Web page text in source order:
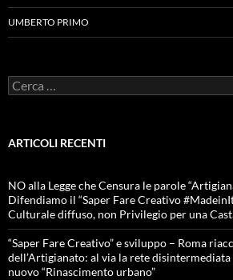
UMBERTO PRIMO
Ricerca
per:
ARTICOLI RECENTI
NO alla Legge che Censura le parole
Difendiamo il “Saper Fare Creativo
Culturale diffuso, non Privilegio per una
“Saper Fare Creativo” e sviluppo – Roma
dell’Artigianato: al via la rete
nuovo “Rinascimento urbano”